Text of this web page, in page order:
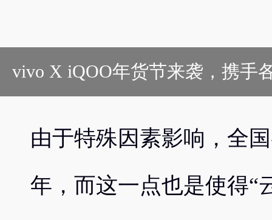
vivo X iQOO年货节来袭，携手
由于特殊因素影响，全
年，而这一点也是使得“